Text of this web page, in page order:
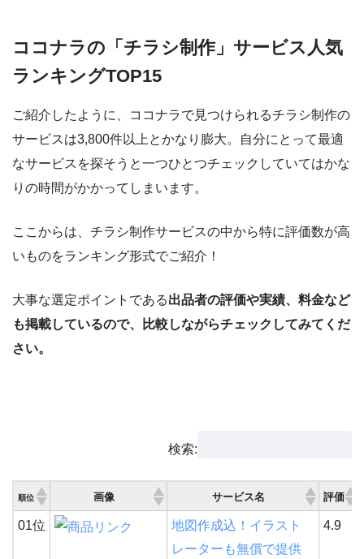
ココナラの「チラシ制作」サービス人気
ランキングTOP15
ご紹介したように、ココナラで見つけられるチラシ制作の
サービスは3,800件以上とかなり膨大。自分にとって最適
なサービスを探そうと一つひとつチェックしていてはかな
りの時間がかかってしまいます。
ここからは、チラシ制作サービスの中から特に評価数が高
いものをランキング形式でご紹介！
大事な選定ポイントである出品者の評価や実績、料金など
も掲載しているので、比較しながらチェックしてみてくだ
さい。
検索:
順位 画像 サービス名 評価
01位
地図作成込！イラスト
レーターも無償で提供
4.9